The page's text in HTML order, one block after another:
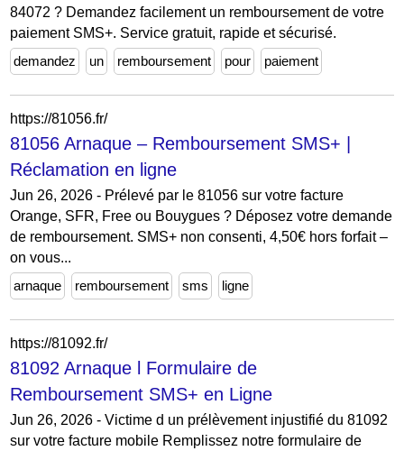
84072 ? Demandez facilement un remboursement de votre
paiement SMS+. Service gratuit, rapide et sécurisé.
demandez
un remboursement pour paiement
https://81056.fr/
81056 Arnaque – Remboursement SMS+ |
Réclamation en ligne
Jun 26, 2026 - Prélevé par le 81056 sur votre facture
Orange, SFR, Free ou Bouygues ? Déposez votre demande
de remboursement. SMS+ non consenti, 4,50€ hors forfait –
on vous...
arnaque
remboursement sms ligne
https://81092.fr/
81092 Arnaque l Formulaire de
Remboursement SMS+ en Ligne
Jun 26, 2026 - Victime d un prélèvement injustifié du 81092
sur votre facture mobile Remplissez notre formulaire de